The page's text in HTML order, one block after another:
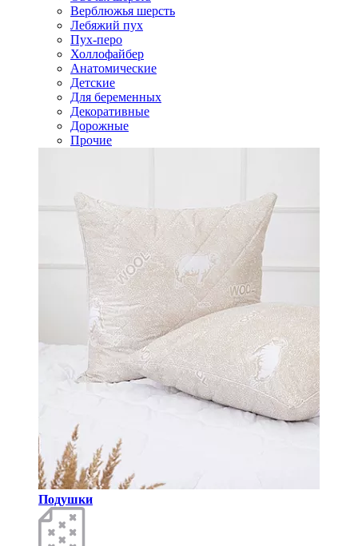
Верблюжья шерсть
Лебяжий пух
Пух-перо
Холлофайбер
Анатомические
Детские
Для беременных
Декоративные
Дорожные
Прочие
Подушки